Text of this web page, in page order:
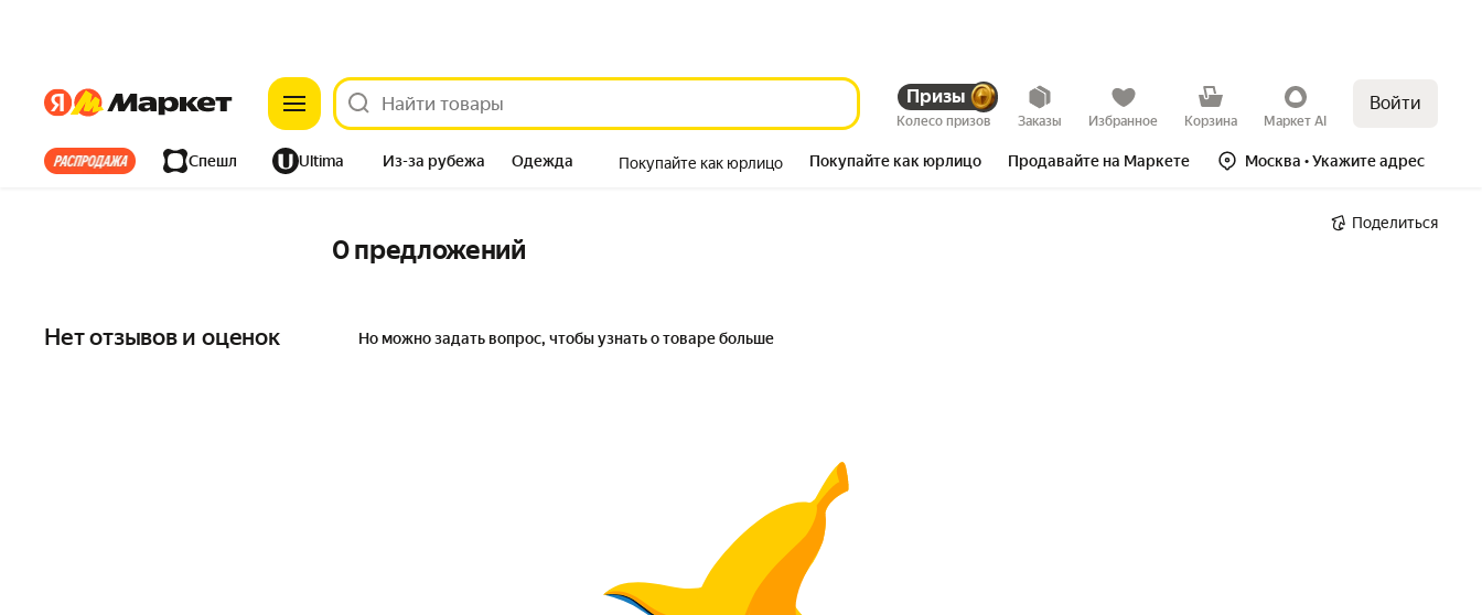
ЯндексЯндекс Призы
Колесо призов Заказы Избранное Корзина Маркет AI
Войти
Все хиты Спешл Ultima Из-за рубежа Одежда Покупайте как юрлицо Покупайте как юрлицо Продавайте на Маркете Москва • Укажите адрес
Поделиться
0 предложений
Нет отзывов и оценок Но можно задать вопрос, чтобы узнать о товаре больше